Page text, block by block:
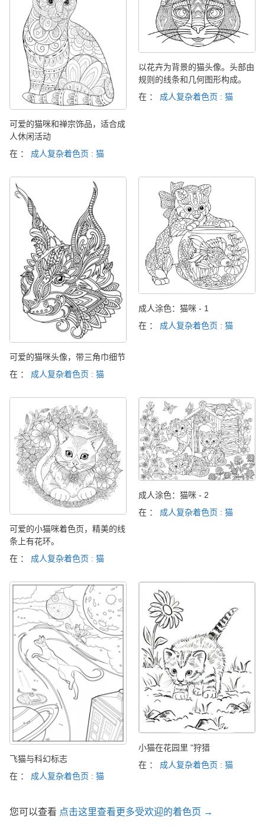
可爱的猫咪和禅宗饰品，适合成
人休闲活动
在 ： 成人复杂着色页 : 猫
以花卉为背景的猫头像。头部由
规则的线条和几何图形构成。
在 ： 成人复杂着色页 : 猫
可爱的猫咪头像，带三角巾细节
在 ： 成人复杂着色页 : 猫
成人涂色：猫咪 - 1
在 ： 成人复杂着色页 : 猫
可爱的小猫咪着色页，精美的线
条上有花环。
在 ： 成人复杂着色页 : 猫
成人涂色：猫咪 - 2
在 ： 成人复杂着色页 : 猫
飞猫与科幻标志
在 ： 成人复杂着色页 : 猫
小猫在花园里 "狩猎
在 ： 成人复杂着色页 : 猫
您可以查看 点击这里查看更多受欢迎的着色页 →